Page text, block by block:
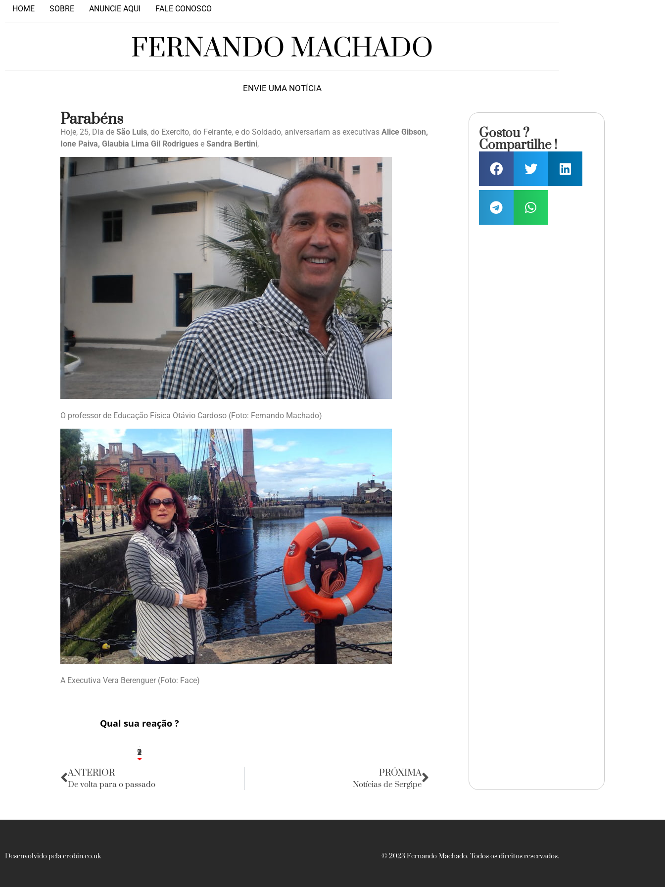
HOME SOBRE ANUNCIE AQUI FALE CONOSCO
FERNANDO MACHADO
ENVIE UMA NOTÍCIA
Parabéns
Hoje, 25, Dia de São Luis, do Exercito, do Feirante, e do Soldado, aniversariam as executivas Alice Gibson,
Ione Paiva, Glaubia Lima Gil Rodrigues e Sandra Bertini,
O professor de Educação Física Otávio Cardoso (Foto: Fernando Machado)
A Executiva Vera Berenguer (Foto: Face)
Qual sua reação ?
2
1
2
9
ANTERIOR
De volta para o passado
PRÓXIMA
Notícias de Sergipe
Gostou ?
Compartilhe !
Desenvolvido pela crobin.co.uk © 2023 Fernando Machado. Todos os direitos reservados.